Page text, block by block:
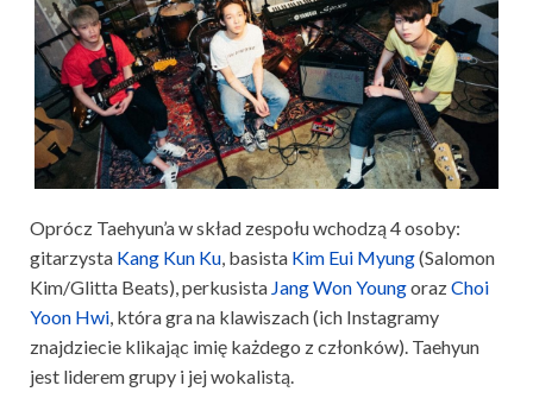
Oprócz Taehyun’a w skład zespołu wchodzą 4 osoby:
gitarzysta Kang Kun Ku, basista Kim Eui Myung(Salomon
Kim/Glitta Beats), perkusista Jang Won YoungorazChoi
Yoon Hwi, która gra na klawiszach (ich Instagramy
znajdziecie klikając imię każdego z członków). Taehyun
jest liderem grupy i jej wokalistą.